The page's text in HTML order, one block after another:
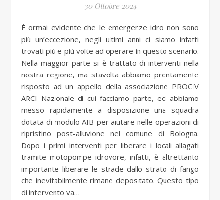
30 Ottobre 2024
È ormai evidente che le emergenze idro non sono
più un’eccezione, negli ultimi anni ci siamo infatti
trovati più e più volte ad operare in questo scenario.
Nella maggior parte si è trattato di interventi nella
nostra regione, ma stavolta abbiamo prontamente
risposto ad un appello della associazione PROCIV
ARCI Nazionale di cui facciamo parte, ed abbiamo
messo rapidamente a disposizione una squadra
dotata di modulo AIB per aiutare nelle operazioni di
ripristino post-alluvione nel comune di Bologna.
Dopo i primi interventi per liberare i locali allagati
tramite motopompe idrovore, infatti, è altrettanto
importante liberare le strade dallo strato di fango
che inevitabilmente rimane depositato. Questo tipo
di intervento va…